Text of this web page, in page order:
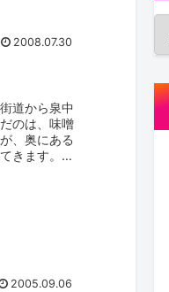
2008.07.30
道から泉中
のは、味噌
、奥にある
きます。麺
2005.09.06